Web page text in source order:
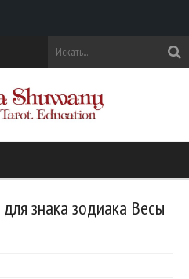
знака зодиака Весы